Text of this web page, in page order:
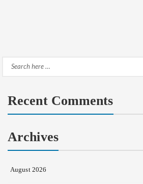
Search
Recent Comments
Archives
August 2026